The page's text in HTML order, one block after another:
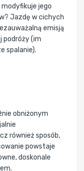
jego
Jazdę w cichych
emisją
podróży (im
spalanie).
obniżonym
również sposób,
powstaje
doskonale